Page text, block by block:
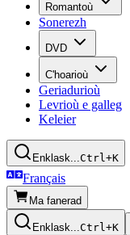
Romantoù
Sonerezh
DVD
C'hoarioù
Geriadurioù
Levrioù e galleg
Keleier
Enklask...Ctrl+K
Français
Ma fanerad
Enklask...Ctrl+K